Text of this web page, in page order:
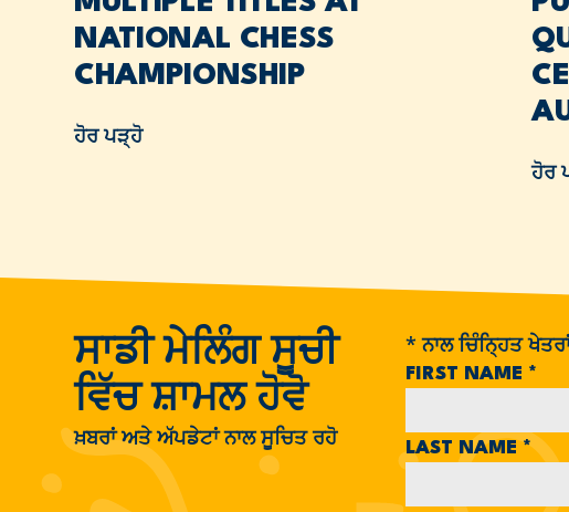
NATIONAL CHESS
CHAMPIONSHIP
ਹੋਰ ਪੜ੍ਹੋ
ਹੋਰ
ਸਾਡੀ ਮੇਲਿੰਗ ਸੂਚੀ
ਵਿੱਚ ਸ਼ਾਮਲ ਹੋਵੋ
ਖ਼ਬਰਾਂ ਅਤੇ ਅੱਪਡੇਟਾਂ ਨਾਲ ਸੂਚਿਤ ਰਹੋ
* ਨਾਲ ਚਿੰਨ੍ਹਿਤ
FIRST NAME *
LAST NAME*